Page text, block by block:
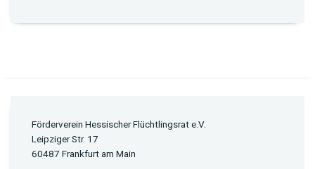
Förderverein Hessischer Flüchtlingsrat e.V.
Leipziger Str. 17
60487 Frankfurt am Main